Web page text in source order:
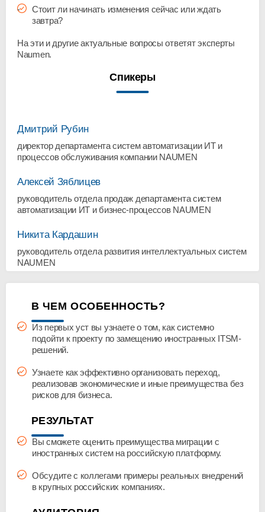
Стоит ли начинать изменения сейчас или ждать
завтра?
На эти и другие актуальные вопросы ответят эксперты
Naumen.
Спикеры
Дмитрий Рубин
директор департамента систем автоматизации ИТ и
процессов обслуживания компании NAUMEN
Алексей Зяблицев
руководитель отдела продаж департамента систем
автоматизации ИТ и бизнес-процессов NAUMEN
Никита Кардашин
руководитель отдела развития интеллектуальных систем
NAUMEN
В ЧЕМ ОСОБЕННОСТЬ?
Из первых уст вы узнаете о том, как системно
подойти к проекту по замещению иностранных ITSM-
решений.
Узнаете как эффективно организовать переход,
реализовав экономические и иные преимущества без
рисков для бизнеса.
РЕЗУЛЬТАТ
Вы сможете оценить преимущества миграции с
иностранных систем на российскую платформу.
Обсудите с коллегами примеры реальных внедрений
в крупных российских компаниях.